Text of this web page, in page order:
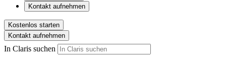
Kontakt aufnehmen
Kostenlos starten
Kontakt aufnehmen
In Claris suchen